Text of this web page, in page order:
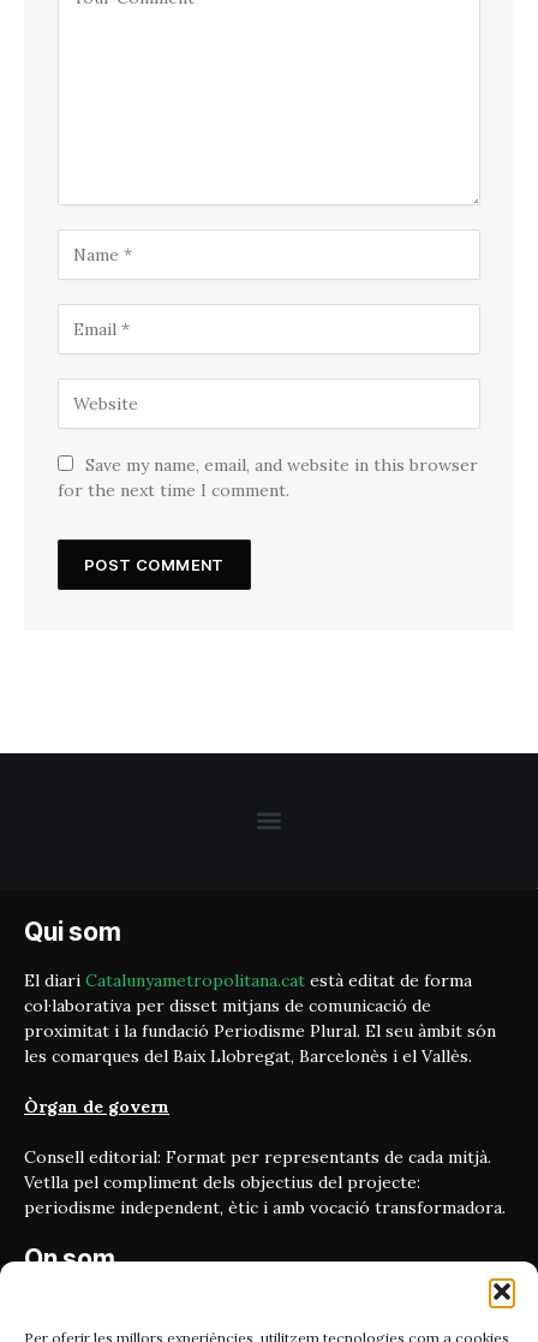
Per oferir les millors experiències, utilitzem tecnologies com a cookies
Save my name, email, and website in this browser
for the next time I comment.
Qui som
El diari Catalunyametropolitana.cat està editat de forma
col·laborativa per disset mitjans de comunicació de
proximitat i la fundació Periodisme Plural. El seu àmbit són
les comarques del Baix Llobregat, Barcelonès i el Vallès.
Òrgan de govern
Consell editorial: Format per representants de cada mitjà.
Vetlla pel compliment dels objectius del projecte:
periodisme independent, ètic i amb vocació transformadora.
On som
08010, Barcelona